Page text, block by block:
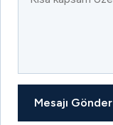
Mesajı Gönder